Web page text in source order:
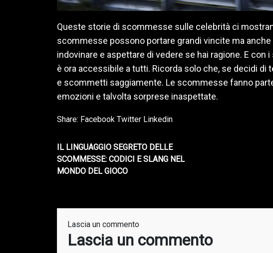
Queste storie di scommesse sulle celebrità ci
scommesse possono portare grandi vincite ma
indovinare e aspettare di vedere se hai ragione. E
è ora accessibile a tutti. Ricorda solo che, se decidi
e scommetti saggiamente. Le scommesse fanno
emozioni e talvolta sorprese inaspettate.
Share: Facebook Twitter Linkedin
IL LINGUAGGIO SEGRETO DELLE
SCOMMESSE: CODICI E SLANG NEL
MONDO DEL GIOCO
Lascia un commento
Lascia un commento